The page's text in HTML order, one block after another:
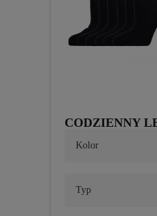
CODZIENNY
Kolor
Typ